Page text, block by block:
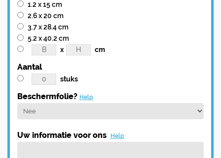
1.2 x 15 cm
2.6 x 20 cm
3.7 x 28.4 cm
5.2 x 40.2 cm
x
cm
Aantal
stuks
Beschermfolie? Help
Uw informatie voor ons Help